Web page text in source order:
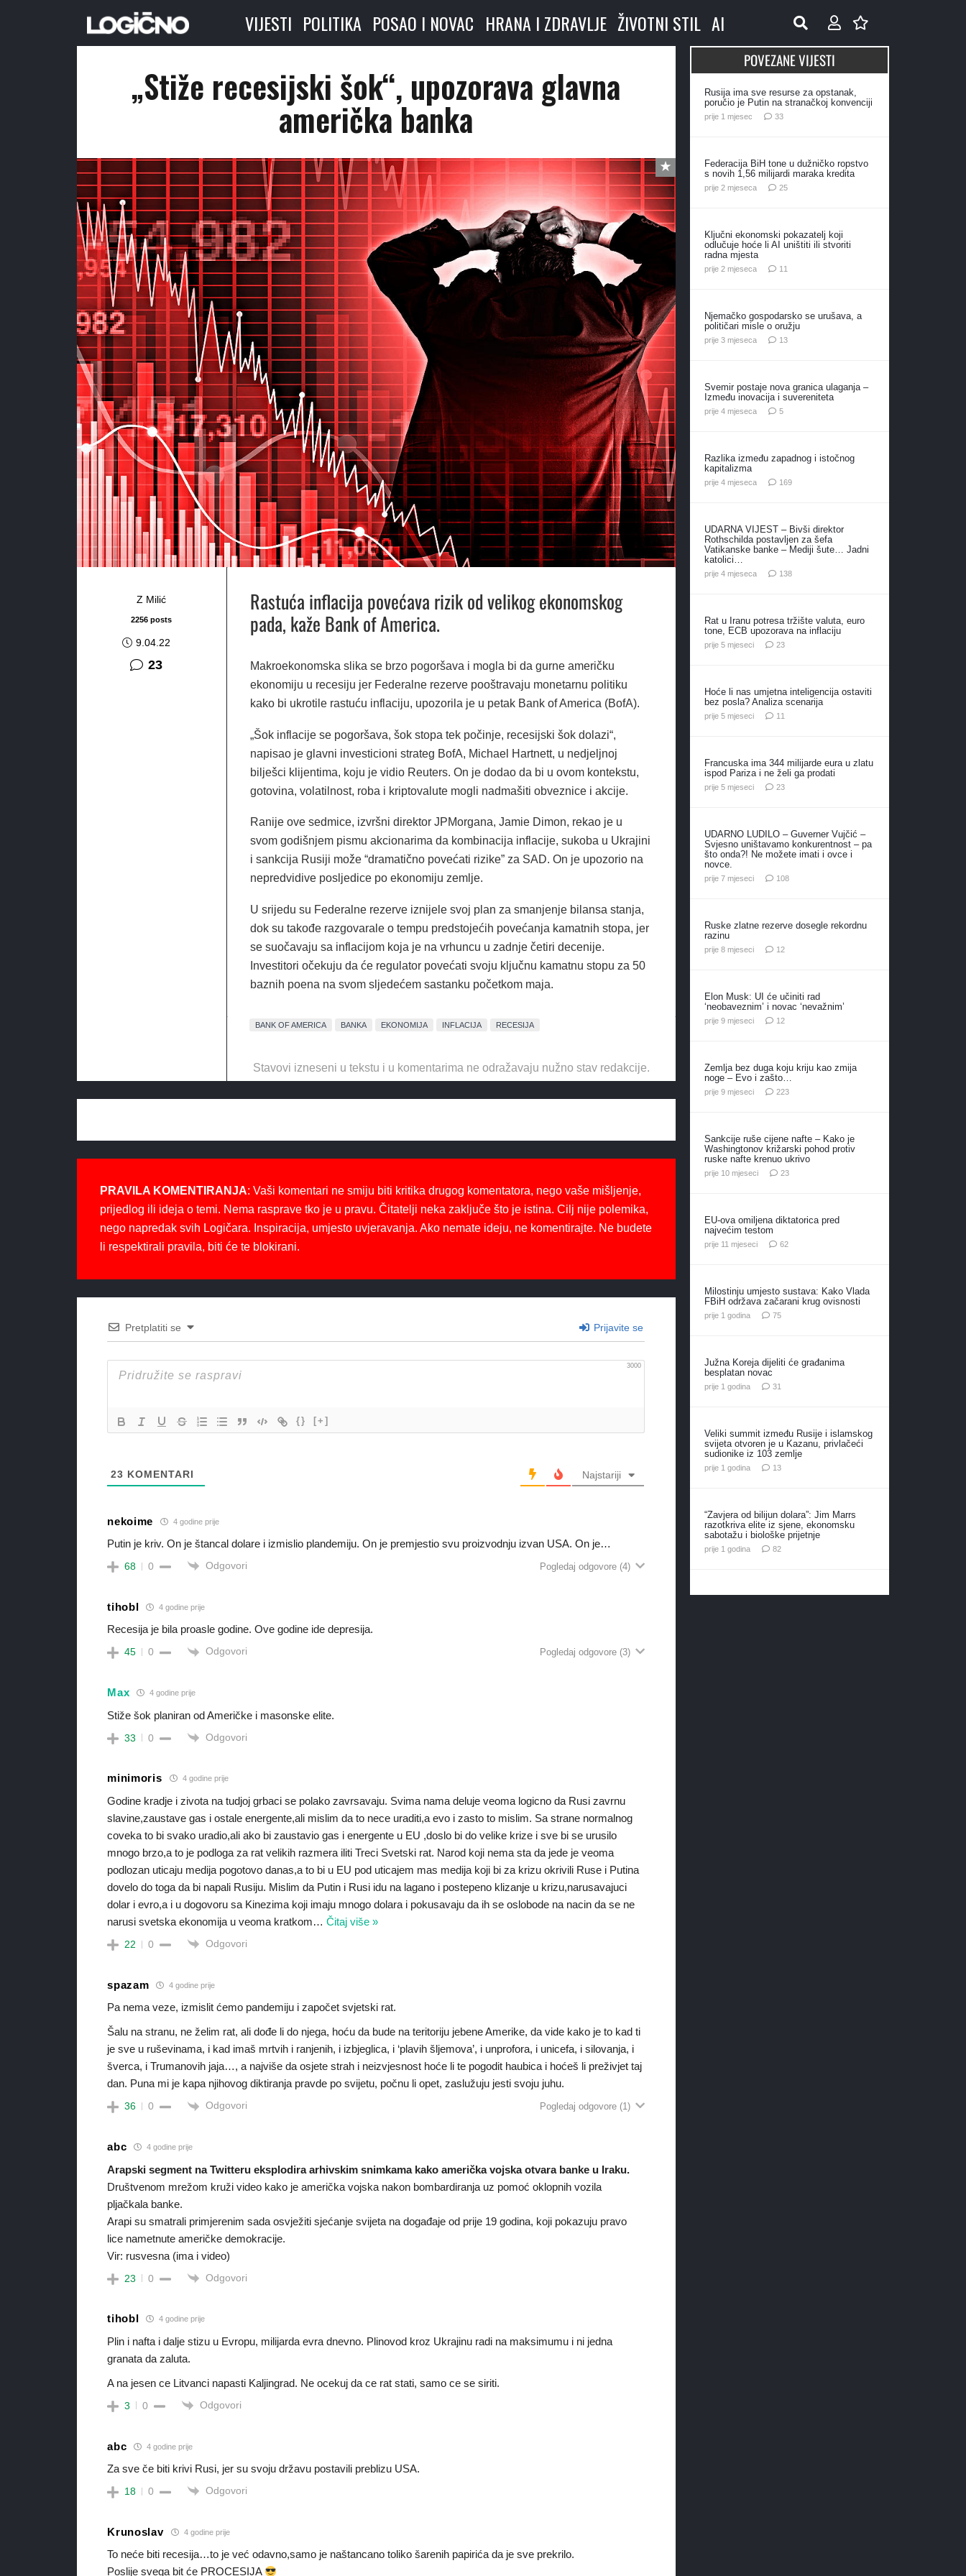
VIJESTI POLITIKA POSAO I NOVAC HRANA I ZDRAVLJE ŽIVOTNI STIL AI
„Stiže recesijski šok“, upozorava glavna
američka banka
Z Milić
2256 posts
9.04.22
23komentara
Rastuća inflacija povećava rizik od velikog ekonomskog
pada, kaže Bank of America.
Makroekonomska slika se brzo pogoršava i mogla bi da gurne američku
ekonomiju u recesiju jer Federalne rezerve pooštravaju monetarnu politiku
kako bi ukrotile rastuću inflaciju, upozorila je u petak Bank of America (BofA).
„Šok inflacije se pogoršava, šok stopa tek počinje, recesijski šok dolazi“,
napisao je glavni investicioni strateg BofA, Michael Hartnett, u nedjeljnoj
bilješci klijentima, koju je vidio Reuters. On je dodao da bi u ovom kontekstu,
gotovina, volatilnost, roba i kriptovalute mogli nadmašiti obveznice i akcije.
Ranije ove sedmice, izvršni direktor JPMorgana, Jamie Dimon, rekao je u
svom godišnjem pismu akcionarima da kombinacija inflacije, sukoba u Ukrajini
i sankcija Rusiji može “dramatično povećati rizike” za SAD. On je upozorio na
nepredvidive posljedice po ekonomiju zemlje.
U srijedu su Federalne rezerve iznijele svoj plan za smanjenje bilansa stanja,
dok su takođe razgovarale o tempu predstojećih povećanja kamatnih stopa, jer
se suočavaju sa inflacijom koja je na vrhuncu u zadnje četiri decenije.
Investitori očekuju da će regulator povećati svoju ključnu kamatnu stopu za 50
baznih poena na svom sljedećem sastanku početkom maja.
BANK OF AMERICA BANKA EKONOMIJA INFLACIJA RECESIJA
Stavovi izneseni u tekstu i u komentarima ne odražavaju nužno stav redakcije.
PRAVILA KOMENTIRANJA: Vaši komentari ne smiju biti kritika drugog komentatora, nego vaše mišljenje,
prijedlog ili ideja o temi. Nema rasprave tko je u pravu. Čitatelji neka zaključe što je istina. Cilj nije polemika,
nego napredak svih Logičara. Inspiracija, umjesto uvjeravanja. Ako nemate ideju, ne komentirajte. Ne budete
li respektirali pravila, biti će te blokirani.
Pretplatiti se Prijavite se
3000
{} [+]
23 KOMENTARI Najstariji
nekoime 4 godine prije
Putin je kriv. On je štancal dolare i izmislio plandemiju. On je premjestio svu proizvodnju izvan USA. On je…
68 0 Odgovori Pogledaj odgovore (4)
tihobl 4 godine prije
Recesija je bila proasle godine. Ove godine ide depresija.
45 0 Odgovori Pogledaj odgovore (3)
Max 4 godine prije
Stiže šok planiran od Američke i masonske elite.
33 0 Odgovori
minimoris 4 godine prije
Godine kradje i zivota na tudjoj grbaci se polako zavrsavaju. Svima nama deluje veoma logicno da Rusi zavrnu
slavine,zaustave gas i ostale energente,ali mislim da to nece uraditi,a evo i zasto to mislim. Sa strane normalnog
coveka to bi svako uradio,ali ako bi zaustavio gas i energente u EU ,doslo bi do velike krize i sve bi se urusilo
mnogo brzo,a to je podloga za rat velikih razmera iliti Treci Svetski rat. Narod koji nema sta da jede je veoma
podlozan uticaju medija pogotovo danas,a to bi u EU pod uticajem mas medija koji bi za krizu okrivili Ruse i Putina
dovelo do toga da bi napali Rusiju. Mislim da Putin i Rusi idu na lagano i postepeno klizanje u krizu,narusavajuci
dolar i evro,a i u dogovoru sa Kinezima koji imaju mnogo dolara i pokusavaju da ih se oslobode na nacin da se ne
narusi svetska ekonomija u veoma kratkom…Čitaj više »
22 0 Odgovori
spazam 4 godine prije
Pa nema veze, izmislit ćemo pandemiju i započet svjetski rat.
Šalu na stranu, ne želim rat, ali dođe li do njega, hoću da bude na teritoriju jebene Amerike, da vide kako je to kad ti
je sve u ruševinama, i kad imaš mrtvih i ranjenih, i izbjeglica, i ‘plavih šljemova’, i unprofora, i unicefa, i silovanja, i
šverca, i Trumanovih jaja…, a najviše da osjete strah i neizvjesnost hoće li te pogodit haubica i hoćeš li preživjet taj
dan. Puna mi je kapa njihovog diktiranja pravde po svijetu, počnu li opet, zaslužuju jesti svoju juhu.
36 0 Odgovori Pogledaj odgovore (1)
abc 4 godine prije
Arapski segment na Twitteru eksplodira arhivskim snimkama kako američka vojska otvara banke u Iraku.
Društvenom mrežom kruži video kako je američka vojska nakon bombardiranja uz pomoć oklopnih vozila
pljačkala banke.
Arapi su smatrali primjerenim sada osvježiti sjećanje svijeta na događaje od prije 19 godina, koji pokazuju pravo
lice nametnute američke demokracije.
Vir: rusvesna (ima i video)
23 0 Odgovori
tihobl 4 godine prije
Plin i nafta i dalje stizu u Evropu, milijarda evra dnevno. Plinovod kroz Ukrajinu radi na maksimumu i ni jedna
granata da zaluta.
A na jesen ce Litvanci napasti Kaljingrad. Ne ocekuj da ce rat stati, samo ce se siriti.
3 0 Odgovori
abc 4 godine prije
Za sve če biti krivi Rusi, jer su svoju državu postavili preblizu USA.
18 0 Odgovori
Krunoslav 4 godine prije
To neće biti recesija…to je već odavno,samo je naštancano toliko šarenih papirića da je sve prekrilo.
Poslije svega bit će PROCESIJA
POVEZANE VIJESTI
Rusija ima sve resurse za opstanak,
poručio je Putin na stranačkoj konvenciji
prije 1 mjesec 33komentara
Federacija BiH tone u dužničko ropstvo
s novih 1,56 milijardi maraka kredita
prije 2 mjeseca 25komentara
Ključni ekonomski pokazatelj koji
odlučuje hoće li AI uništiti ili stvoriti
radna mjesta
prije 2 mjeseca 11
Njemačko gospodarsko se urušava, a
političari misle o oružju
prije 3 mjeseca 13komentara
Svemir postaje nova granica ulaganja –
Između inovacija i suvereniteta
prije 4 mjeseca 5komentara
Razlika između zapadnog i istočnog
kapitalizma
prije 4 mjeseca 169komentara
UDARNA VIJEST – Bivši direktor
Rothschilda postavljen za šefa
Vatikanske banke – Mediji šute… Jadni
katolici…
prije 4 mjeseca 138komentara
Rat u Iranu potresa tržište valuta, euro
tone, ECB upozorava na inflaciju
prije 5 mjeseci 23komentara
Hoće li nas umjetna inteligencija ostaviti
bez posla? Analiza scenarija
prije 5 mjeseci 11
Francuska ima 344 milijarde eura u zlatu
ispod Pariza i ne želi ga prodati
prije 5 mjeseci 23komentara
UDARNO LUDILO – Guverner Vujčić –
Svjesno uništavamo konkurentnost – pa
što onda?! Ne možete imati i ovce i
novce.
prije 7 mjeseci 108komentara
Ruske zlatne rezerve dosegle rekordnu
razinu
prije 8 mjeseci 12komentara
Elon Musk: UI će učiniti rad
‘neobaveznim’ i novac ‘nevažnim’
prije 9 mjeseci 12komentara
Zemlja bez duga koju kriju kao zmija
noge – Evo i zašto…
prije 9 mjeseci 223komentara
Sankcije ruše cijene nafte – Kako je
Washingtonov križarski pohod protiv
ruske nafte krenuo ukrivo
prije 10 mjeseci 23komentara
EU-ova omiljena diktatorica pred
najvećim testom
prije 11 mjeseci 62komentara
Milostinju umjesto sustava: Kako Vlada
FBiH održava začarani krug ovisnosti
prije 1 godina 75komentara
Južna Koreja dijeliti će građanima
besplatan novac
prije 1 godina 31
Veliki summit između Rusije i islamskog
svijeta otvoren je u Kazanu, privlačeći
sudionike iz 103 zemlje
prije 1 godina 13komentara
“Zavjera od bilijun dolara”: Jim Marrs
razotkriva elite iz sjene, ekonomsku
sabotažu i biološke prijetnje
prije 1 godina 82komentara